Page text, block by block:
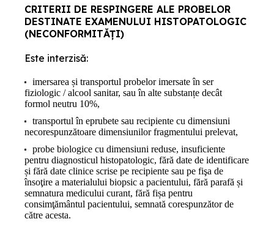
CRITERII DE RESPINGERE ALE PROBELOR
DESTINATE EXAMENULUI HISTOPATOLOGIC
(NECONFORMITĂȚI)
Este interzisă:
imersarea și transportul probelor imersate în ser
fiziologic / alcool sanitar, sau în alte substanțe decât
formol neutru 10%,
transportul în eprubete sau recipiente cu dimensiuni
necorespunzătoare dimensiunilor fragmentului prelevat,
probe biologice cu dimensiuni reduse, insuficiente
pentru diagnosticul histopatologic, fără date de identificare
și fără date clinice scrise pe recipiente sau pe fişa de
însoţire a materialului biopsic a pacientului, fără parafă și
semnatura medicului curant, fără fișa pentru
consimţământul pacientului, semnată corespunzător de
către acesta.